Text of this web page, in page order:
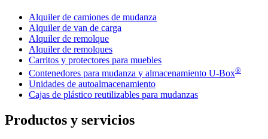
Alquiler de camiones de mudanza
Alquiler de van de carga
Alquiler de remolque
Alquiler de remolques
Carritos y protectores para muebles
Contenedores para mudanza y almacenamiento U-Box®
Unidades de autoalmacenamiento
Cajas de plástico reutilizables para mudanzas
Productos y servicios